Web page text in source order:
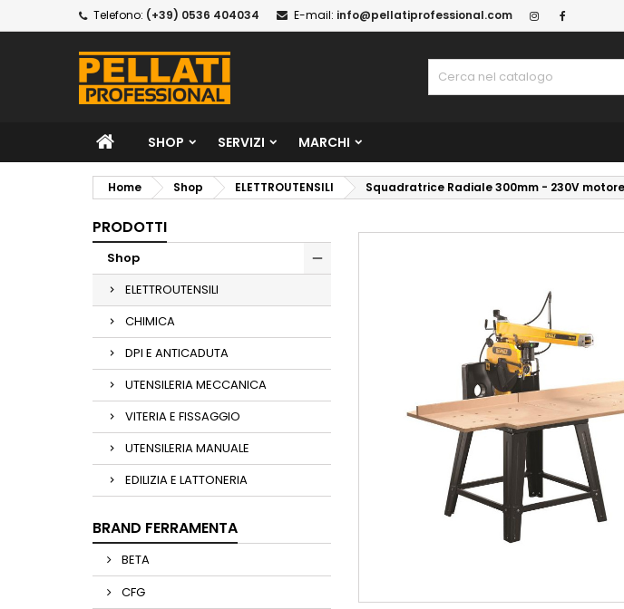
Telefono: (+39) 0536 404034 E-mail: info@pellatiprofessional.com
SHOP SERVIZI MARCHI
Home Shop ELETTROUTENSILI Squadratrice Radiale 300mm - 230V motore
PRODOTTI
Shop
ELETTROUTENSILI
CHIMICA
DPI E ANTICADUTA
UTENSILERIA MECCANICA
VITERIA E FISSAGGIO
UTENSILERIA MANUALE
EDILIZIA E LATTONERIA
BRAND FERRAMENTA
BETA
CFG